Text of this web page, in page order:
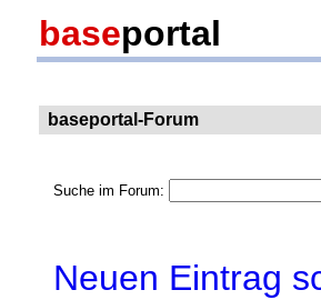
baseportal
baseportal-Forum
Suche im Forum:
Neuen Eintrag